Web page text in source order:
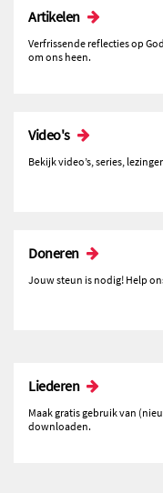
Artikelen
Verfrissende reflecties op
om ons heen.
Video's
Bekijk video’s, series,
Doneren
Jouw steun is nodig! Help
Liederen
Maak gratis gebruik van
downloaden.